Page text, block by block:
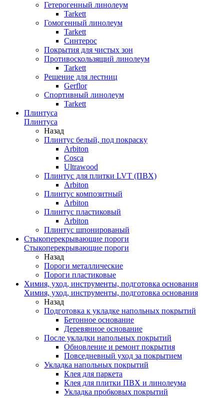
Гетерогенный линолеум
Tarkett
Гомогенный линолеум
Tarkett
Синтерос
Покрытия для чистых зон
Противоскользящий линолеум
Tarkett
Решение для лестниц
Gerflor
Спортивный линолеум
Tarkett
Плинтуса
Плинтуса
Назад
Плинтус белый, под покраску
Arbiton
Cosca
Ultrawood
Плинтус для плитки LVT (ПВХ)
Arbiton
Плинтус композитный
Arbiton
Плинтус пластиковый
Arbiton
Плинтус шпонированый
Стыкоперекрывающие пороги
Стыкоперекрывающие пороги
Назад
Пороги металлические
Пороги пластиковые
Химия, уход, инструменты, подготовка основания
Химия, уход, инструменты, подготовка основания
Назад
Подготовка к укладке напольных покрытий
Бетонное основание
Деревянное основание
После укладки напольных покрытий
Обновление и ремонт покрытия
Повседневный уход за покрытием
Укладка напольных покрытий
Клея для паркета
Клея для плитки ПВХ и линолеума
Укладка пробковых покрытий